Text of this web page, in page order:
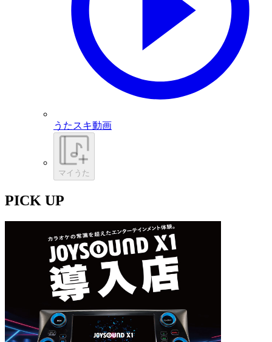
うたスキ動画
マイうた
PICK UP